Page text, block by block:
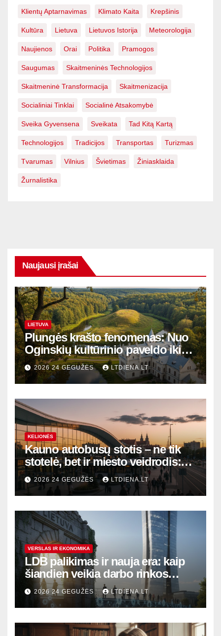
Klientų Aptarnavimas Klimato Kaita Krepšinis
Kultūra Lietuva Lietuvos Istorija Meteorologija
Naujienos Orai Politika Pramogos
Saugumas Skaitmeninės Technologijos
Skaitmeninė Transformacija Skaitmenizacija
Socialiniai Tinklai Socialinė Atsakomybė
Sveika Gyvensena Sveikata Tad Kitą Kartą
Technologijos Tradicijos Transportas Turizmas
Tvarumas Vilnius Švietimas Žiniasklaida
Žurnalistika
Naujausi įrašai
LIETUVA
Plungės krašto fenomenas: Nuo
Oginskių kultūrinio paveldo iki
Žemaitijos gamtos perlų
2026 24 GEGUŽĖS LTDIENA.LT
KELIONĖS
Kauno autobusų stotis – ne tik
stotelė, bet ir miesto veidrodis:
modernūs vartai į laikinąją
sostinę
2026 24 GEGUŽĖS LTDIENA.LT
VERSLAS IR EKONOMIKA
LDB palikimas ir nauja era: kaip
šiandien veikia darbo rinkos
variklis Lietuvoje?
2026 24 GEGUŽĖS LTDIENA.LT